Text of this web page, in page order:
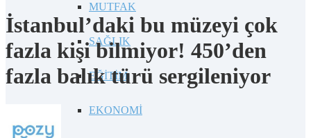
MUTFAK
SAĞLIK
EĞİTİM
EKONOMİ
İstanbul’daki bu müzeyi çok
fazla kişi bilmiyor! 450’den
fazla balık türü sergileniyor